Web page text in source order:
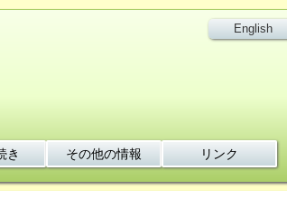
English
き その他の情報 リンク